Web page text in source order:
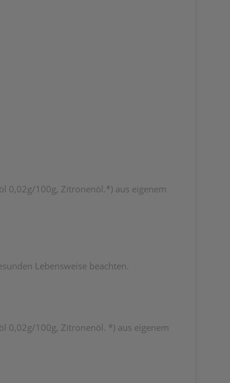
0,02g/100g, Zitronenöl.*) aus eigenem
Lebensweise beachten.
0,02g/100g, Zitronenöl. *) aus eigenem